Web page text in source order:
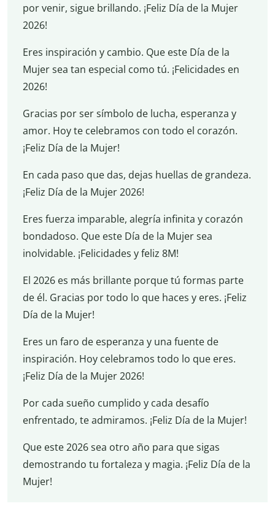
por venir, sigue brillando. ¡Feliz Día de la Mujer
2026!
Eres inspiración y cambio. Que este Día de la
Mujer sea tan especial como tú. ¡Felicidades en
2026!
Gracias por ser símbolo de lucha, esperanza y
amor. Hoy te celebramos con todo el corazón.
¡Feliz Día de la Mujer!
En cada paso que das, dejas huellas de grandeza.
¡Feliz Día de la Mujer 2026!
Eres fuerza imparable, alegría infinita y corazón
bondadoso. Que este Día de la Mujer sea
inolvidable. ¡Felicidades y feliz 8M!
El 2026 es más brillante porque tú formas parte
de él. Gracias por todo lo que haces y eres. ¡Feliz
Día de la Mujer!
Eres un faro de esperanza y una fuente de
inspiración. Hoy celebramos todo lo que eres.
¡Feliz Día de la Mujer 2026!
Por cada sueño cumplido y cada desafío
enfrentado, te admiramos. ¡Feliz Día de la Mujer!
Que este 2026 sea otro año para que sigas
demostrando tu fortaleza y magia. ¡Feliz Día de la
Mujer!